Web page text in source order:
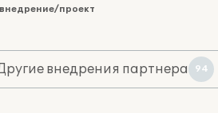
проект
внедрения партнера 94